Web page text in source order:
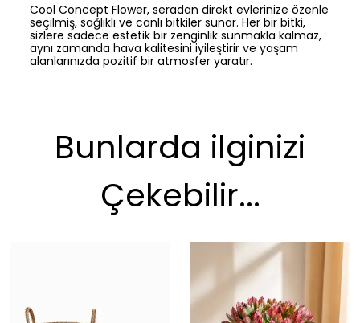
Cool Concept Flower, seradan direkt evlerinize özenle
seçilmiş, sağlıklı ve canlı bitkiler sunar. Her bir bitki,
sizlere sadece estetik bir zenginlik sunmakla kalmaz,
aynı zamanda hava kalitesini iyileştirir ve yaşam
alanlarınızda pozitif bir atmosfer yaratır.
Bunlarda ilginizi
Çekebilir...